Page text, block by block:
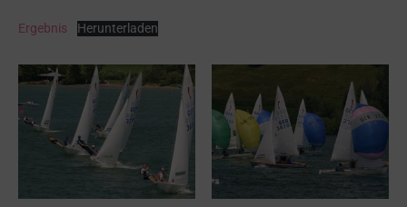
Ergebnis Herunterladen